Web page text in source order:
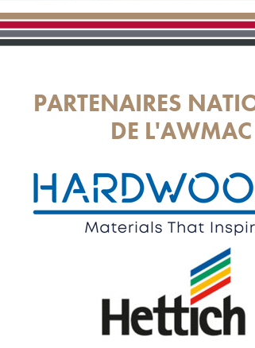
PARTENAIRES
DE L'AWMAC